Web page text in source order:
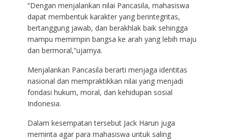
“Dengan menjalankan nilai Pancasila, mahasiswa
dapat membentuk karakter yang berintegritas,
bertanggung jawab, dan berakhlak baik sehingga
mampu memimpin bangsa ke arah yang lebih maju
dan bermoral,”ujarnya.
Menjalankan Pancasila berarti menjaga identitas
nasional dan mempraktikkan nilai yang menjadi
fondasi hukum, moral, dan kehidupan sosial
Indonesia.
Dalam kesempatan tersebut Jack Harun juga
meminta agar para mahasiswa untuk saling